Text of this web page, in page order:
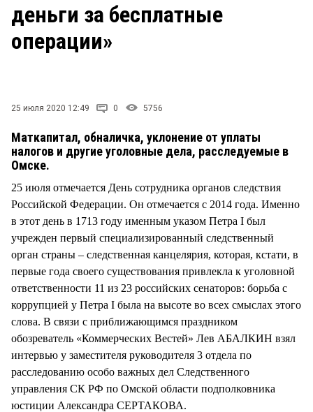
СТИЛЬ ЖИЗНИ
деньги за бесплатные
операции»
25 июля 2020 12:49 0 5756
Маткапитал, обналичка, уклонение от уплаты
налогов и другие уголовные дела, расследуемые в
Омске.
25 июля отмечается День сотрудника органов следствия
Российской Федерации. Он отмечается с 2014 года. Именно
в этот день в 1713 году именным указом Петра I был
учрежден первый специализированный следственный
орган страны – следственная канцелярия, которая, кстати, в
первые года своего существования привлекла к уголовной
ответственности 11 из 23 российских сенаторов: борьба с
коррупцией у Петра I была на высоте во всех смыслах этого
слова. В связи с приближающимся праздником
обозреватель «Коммерческих Вестей» Лев АБАЛКИН взял
интервью у заместителя руководителя 3 отдела по
расследованию особо важных дел Следственного
управления СК РФ по Омской области подполковника
юстиции Александра СЕРТАКОВА.